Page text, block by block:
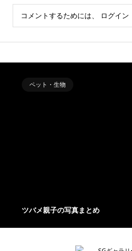
コメントするためには、 ログイン
ペット・生物
ツバメ親子の写真まとめ